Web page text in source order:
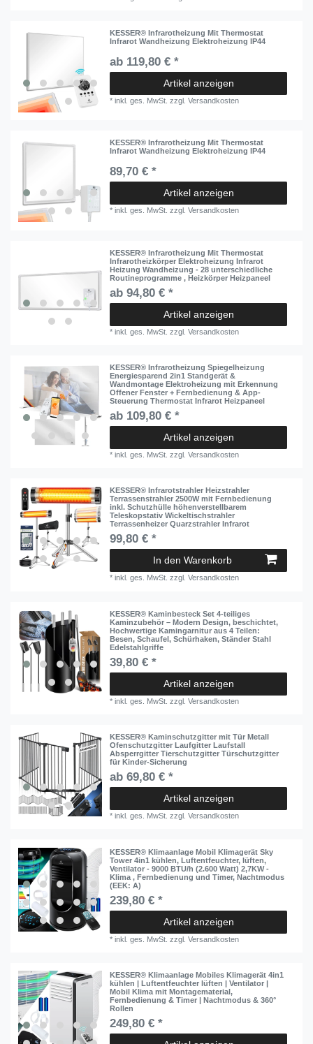
KESSER® Infrarotheizung Mit Thermostat
Infrarot Wandheizung Elektroheizung IP44
ab 119,80 € *
Artikel anzeigen
*inkl. ges. MwSt. zzgl.Versandkosten
KESSER® Infrarotheizung Mit Thermostat
Infrarot Wandheizung Elektroheizung IP44
89,70 € *
Artikel anzeigen
*inkl. ges. MwSt. zzgl.Versandkosten
KESSER® Infrarotheizung Mit Thermostat
Infrarotheizkörper Elektroheizung Infrarot
Heizung Wandheizung - 28 unterschiedliche
Routineprogramme , Heizkörper Heizpaneel
ab 94,80 € *
Artikel anzeigen
*inkl. ges. MwSt. zzgl.Versandkosten
KESSER® Infrarotheizung Spiegelheizung
Energiesparend 2in1 Standgerät &
Wandmontage Elektroheizung mit Erkennung
Offener Fenster + Fernbedienung & App-
Steuerung Thermostat Infrarot Heizpaneel
ab 109,80 € *
Artikel anzeigen
*inkl. ges. MwSt. zzgl.Versandkosten
KESSER® Infrarotstrahler Heizstrahler
Terrassenstrahler 2500W mit Fernbedienung
inkl. Schutzhülle höhenverstellbarem
Teleskopstativ Wickeltischstrahler
Terrassenheizer Quarzstrahler Infrarot
99,80 € *
In den Warenkorb
*inkl. ges. MwSt. zzgl.Versandkosten
KESSER® Kaminbesteck Set 4-teiliges
Kaminzubehör – Modern Design, beschichtet,
Hochwertige Kamingarnitur aus 4 Teilen:
Besen, Schaufel, Schürhaken, Ständer Stahl
Edelstahlgriffe
39,80 € *
Artikel anzeigen
*inkl. ges. MwSt. zzgl.Versandkosten
KESSER® Kaminschutzgitter mit Tür Metall
Ofenschutzgitter Laufgitter Laufstall
Absperrgitter Tierschutzgitter Türschutzgitter
für Kinder-Sicherung
ab 69,80 € *
Artikel anzeigen
*inkl. ges. MwSt. zzgl.Versandkosten
KESSER® Klimaanlage Mobil Klimagerät Sky
Tower 4in1 kühlen, Luftentfeuchter, lüften,
Ventilator - 9000 BTU/h (2.600 Watt) 2,7KW -
Klima , Fernbedienung und Timer, Nachtmodus
(EEK: A)
239,80 € *
Artikel anzeigen
*inkl. ges. MwSt. zzgl.Versandkosten
KESSER® Klimaanlage Mobiles Klimagerät 4in1
kühlen | Luftentfeuchter lüften | Ventilator |
Mobil Klima mit Montagematerial,
Fernbedienung & Timer | Nachtmodus & 360°
Rollen
249,80 € *